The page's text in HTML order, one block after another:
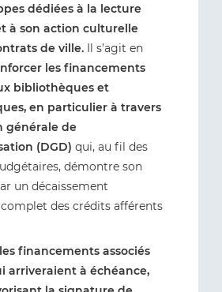
dédiées à la lecture
à son action culturelle
de ville. Il s’agit en
les financements
bibliothèques et
en particulier à travers
générale de
(DGD) qui, au fil des
démontre son
un décaissement
des crédits afférents
financements associés
arriveraient à échéance,